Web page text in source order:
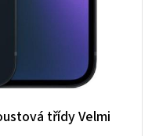
třídy Velmi